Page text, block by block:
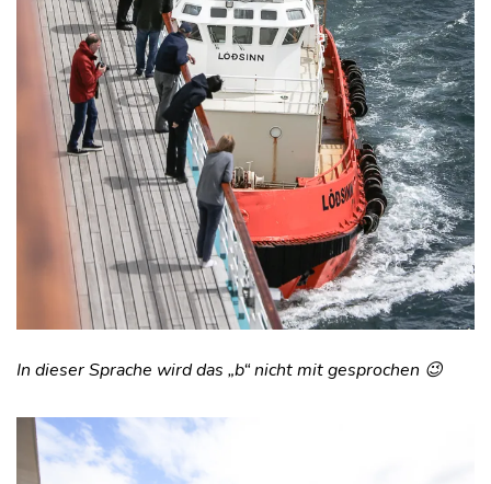
In dieser Sprache wird das „b“ nicht mit gesprochen 😉